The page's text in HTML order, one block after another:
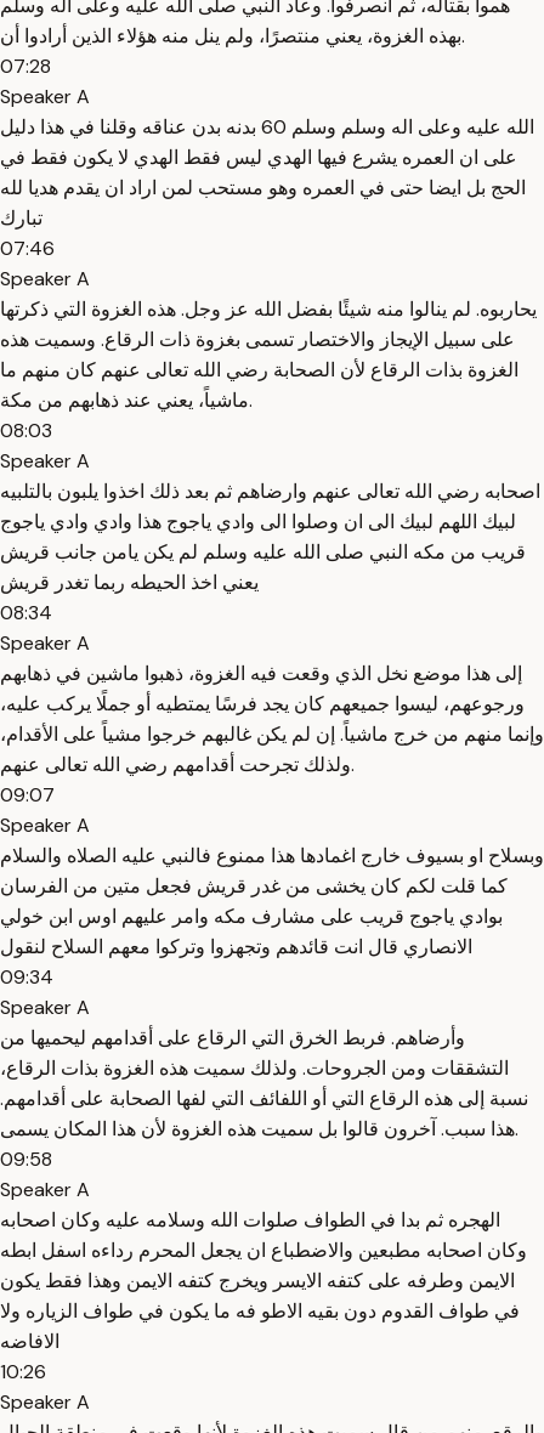
هموا بقتاله، ثم انصرفوا. وعاد النبي صلى الله عليه وعلى آله وسلم
بهذه الغزوة، يعني منتصرًا، ولم ينل منه هؤلاء الذين أرادوا أن.
07:28
Speaker A
الله عليه وعلى اله وسلم وسلم 60 بدنه بدن عناقه وقلنا في هذا دليل
على ان العمره يشرع فيها الهدي ليس فقط الهدي لا يكون فقط في
الحج بل ايضا حتى في العمره وهو مستحب لمن اراد ان يقدم هديا لله
تبارك
07:46
Speaker A
يحاربوه. لم ينالوا منه شيئًا بفضل الله عز وجل. هذه الغزوة التي ذكرتها
على سبيل الإيجاز والاختصار تسمى بغزوة ذات الرقاع. وسميت هذه
الغزوة بذات الرقاع لأن الصحابة رضي الله تعالى عنهم كان منهم ما
ماشياً، يعني عند ذهابهم من مكة.
08:03
Speaker A
اصحابه رضي الله تعالى عنهم وارضاهم ثم بعد ذلك اخذوا يلبون بالتلبيه
لبيك اللهم لبيك الى ان وصلوا الى وادي ياجوج هذا وادي وادي ياجوج
قريب من مكه النبي صلى الله عليه وسلم لم يكن يامن جانب قريش
يعني اخذ الحيطه ربما تغدر قريش
08:34
Speaker A
إلى هذا موضع نخل الذي وقعت فيه الغزوة، ذهبوا ماشين في ذهابهم
ورجوعهم، ليسوا جميعهم كان يجد فرسًا يمتطيه أو جملًا يركب عليه،
وإنما منهم من خرج ماشياً. إن لم يكن غالبهم خرجوا مشياً على الأقدام،
ولذلك تجرحت أقدامهم رضي الله تعالى عنهم.
09:07
Speaker A
وبسلاح او بسيوف خارج اغمادها هذا ممنوع فالنبي عليه الصلاه والسلام
كما قلت لكم كان يخشى من غدر قريش فجعل متين من الفرسان
بوادي ياجوج قريب على مشارف مكه وامر عليهم اوس ابن خولي
الانصاري قال انت قائدهم وتجهزوا وتركوا معهم السلاح لنقول
09:34
Speaker A
وأرضاهم. فربط الخرق التي الرقاع على أقدامهم ليحميها من
التشققات ومن الجروحات. ولذلك سميت هذه الغزوة بذات الرقاع،
نسبة إلى هذه الرقاع التي أو اللفائف التي لفها الصحابة على أقدامهم.
هذا سبب. آخرون قالوا بل سميت هذه الغزوة لأن هذا المكان يسمى.
09:58
Speaker A
الهجره ثم بدا في الطواف صلوات الله وسلامه عليه وكان اصحابه
وكان اصحابه مطبعين والاضطباع ان يجعل المحرم رداءه اسفل ابطه
الايمن وطرفه على كتفه الايسر ويخرج كتفه الايمن وهذا فقط يكون
في طواف القدوم دون بقيه الاطو فه ما يكون في طواف الزياره ولا
الافاضه
10:26
Speaker A